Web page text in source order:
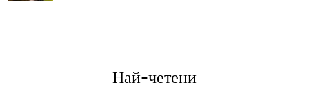
Най-четени